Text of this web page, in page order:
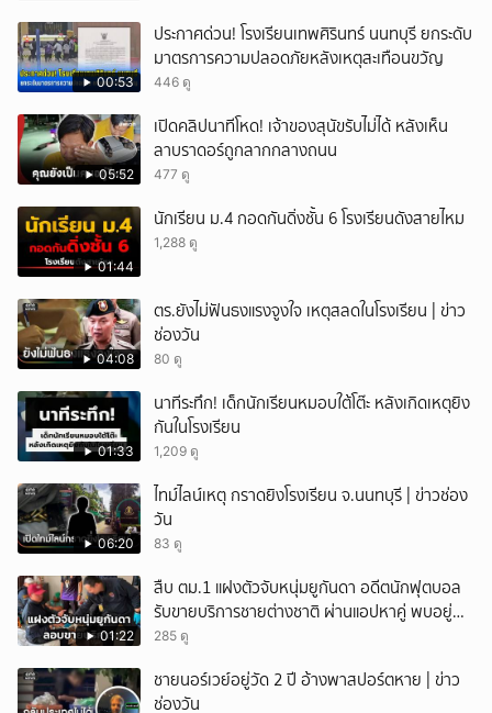
00:53
ประกาศด่วน! โรงเรียนเทพศิรินทร์ นนทบุรี ยกระดับ
มาตรการความปลอดภัยหลังเหตุสะเทือนขวัญ
446 ดู
05:52
เปิดคลิปนาทีโหด! เจ้าของสุนัขรับไม่ได้ หลังเห็น
ลาบราดอร์ถูกลากกลางถนน
477 ดู
01:44
นักเรียน ม.4 กอดกันดิ่งชั้น 6 โรงเรียนดังสายไหม
1,288 ดู
04:08
ตร.ยังไม่ฟันธงแรงจูงใจ เหตุสลดในโรงเรียน | ข่าว
ช่องวัน
80 ดู
01:33
นาทีระทึก! เด็กนักเรียนหมอบใต้โต๊ะ หลังเกิดเหตุยิง
กันในโรงเรียน
1,209 ดู
06:20
ไทม์ไลน์เหตุ กราดยิงโรงเรียน จ.นนทบุรี | ข่าวช่อง
วัน
83 ดู
01:22
สืบ ตม.1 แฝงตัวจับหนุ่มยูกันดา อดีตนักฟุตบอล
รับขายบริการชายต่างชาติ ผ่านแอปหาคู่ พบอยู่
เกินกำหนดอนุญาต
285 ดู
ชายนอร์เวย์อยู่วัด 2 ปี อ้างพาสปอร์ตหาย | ข่าว
ช่องวัน